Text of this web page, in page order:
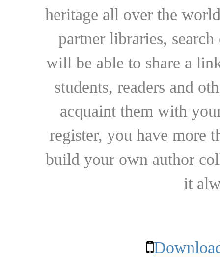
heritage all over the
partner libraries,
will be able to share a
students, readers and
acquaint them with
register, you have more
build your own author
it